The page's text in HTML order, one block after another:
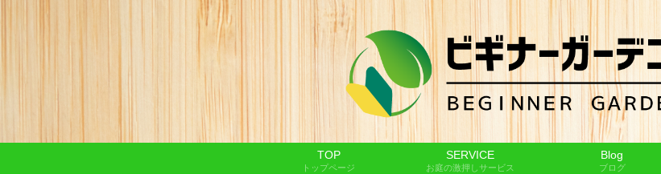
TOP
トップページ
SERVICE
お庭の激押しサービス
Blog
ブログ